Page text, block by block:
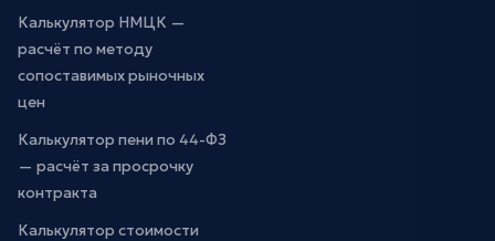
Калькулятор НМЦК —
расчёт по методу
сопоставимых рыночных
цен
Калькулятор пени по 44-ФЗ
— расчёт за просрочку
контракта
Калькулятор стоимости